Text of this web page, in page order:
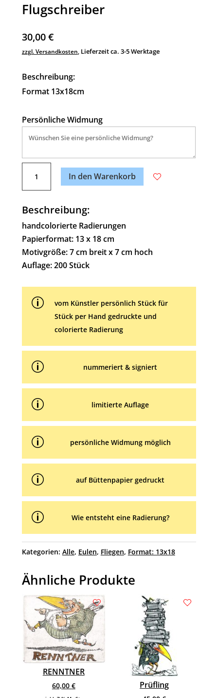
Flugschreiber
30,00€
zzgl. Versandkosten, Lieferzeit ca. 3-5 Werktage
Beschreibung:
Format 13x18cm
Persönliche Widmung
Flugschreiber
Menge
In den Warenkorb
A
r
n
a
t
i
e
Beschreibung:
handcolorierte Radierungen
Papierformat: 13 x 18 cm
Motivgröße: 7 cm breit x 7 cm hoch
Auflage: 200 Stück
p
vom Künstler persönlich Stück für
Stück per Hand gedruckte und
colorierte Radierung
p nummeriert & signiert
p limitierte Auflage
p persönliche Widmung möglich
p auf Büttenpapier gedruckt
p Wie entsteht eine Radierung?
Kategorien: Alle, Eulen, Fliegen, Format: 13x18
Ähnliche Produkte
RENNTNER
60,00 € Prüfling